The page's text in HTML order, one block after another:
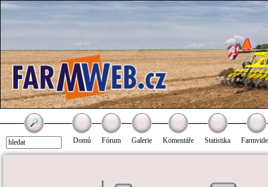
Domů Fórum Galerie Komentáře Statistika